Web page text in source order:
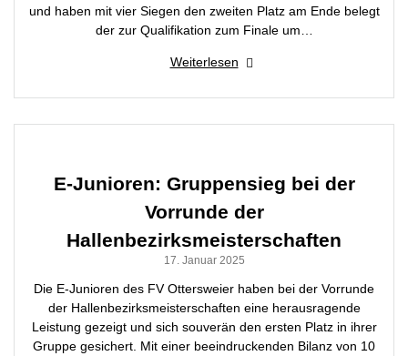
und haben mit vier Siegen den zweiten Platz am Ende belegt
der zur Qualifikation zum Finale um…
Weiterlesen
E-Junioren: Gruppensieg bei der
Vorrunde der
Hallenbezirksmeisterschaften
17. Januar 2025
Die E-Junioren des FV Ottersweier haben bei der Vorrunde
der Hallenbezirksmeisterschaften eine herausragende
Leistung gezeigt und sich souverän den ersten Platz in ihrer
Gruppe gesichert. Mit einer beeindruckenden Bilanz von 10